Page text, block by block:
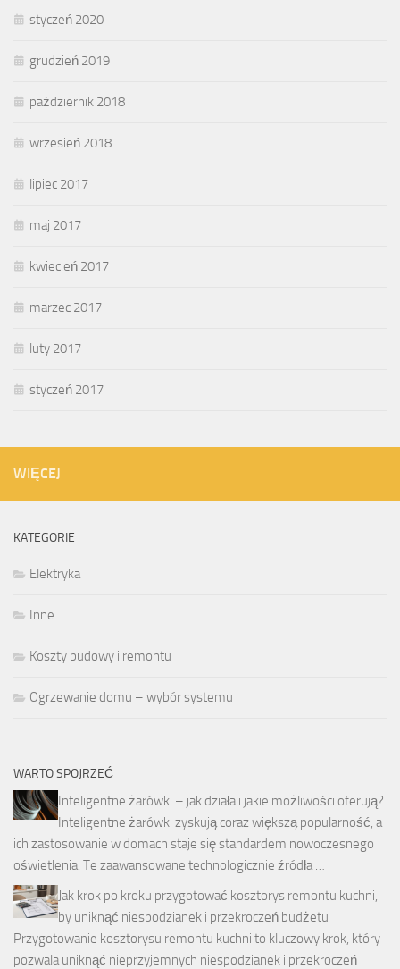
styczeń 2020
grudzień 2019
październik 2018
wrzesień 2018
lipiec 2017
maj 2017
kwiecień 2017
marzec 2017
luty 2017
styczeń 2017
WIĘCEJ
KATEGORIE
Elektryka
Inne
Koszty budowy i remontu
Ogrzewanie domu – wybór systemu
WARTO SPOJRZEĆ
Inteligentne żarówki – jak działa i jakie możliwości oferują?
Inteligentne żarówki zyskują coraz większą popularność, a
ich zastosowanie w domach staje się standardem nowoczesnego
oświetlenia. Te zaawansowane technologicznie źródła …
Jak krok po kroku przygotować kosztorys remontu kuchni,
by uniknąć niespodzianek i przekroczeń budżetu
Przygotowanie kosztorysu remontu kuchni to kluczowy krok, który
pozwala uniknąć nieprzyjemnych niespodzianek i przekroczeń